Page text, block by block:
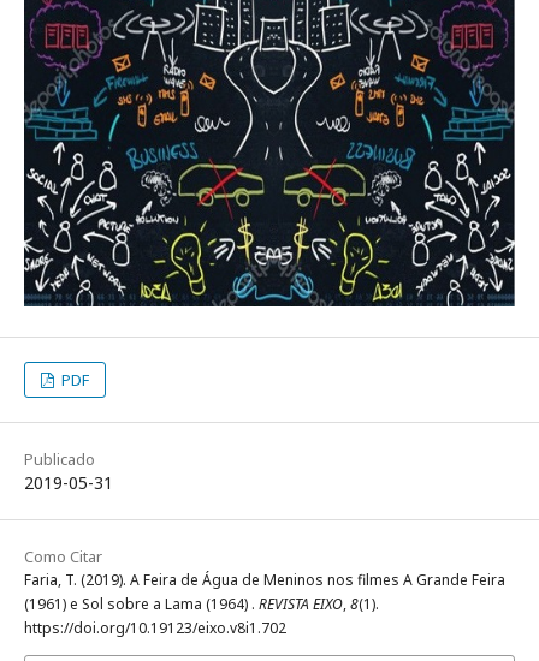
PDF
Publicado
2019-05-31
Como Citar
Faria, T. (2019). A Feira de Água de Meninos nos filmes A Grande Feira
(1961) e Sol sobre a Lama (1964) . REVISTA EIXO,8(1).
https://doi.org/10.19123/eixo.v8i1.702